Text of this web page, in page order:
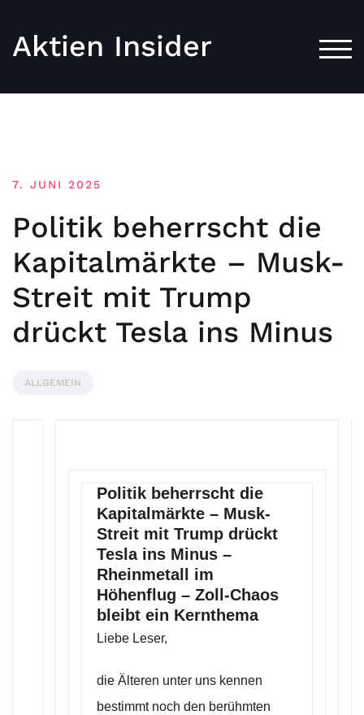
Aktien Insider
7. JUNI 2025
Politik beherrscht die
Kapitalmärkte – Musk-
Streit mit Trump
drückt Tesla ins Minus
ALLGEMEIN
Politik beherrscht die
Kapitalmärkte – Musk-
Streit mit Trump drückt
Tesla ins Minus –
Rheinmetall im
Höhenflug – Zoll-Chaos
bleibt ein Kernthema
Liebe Leser,
die Älteren unter uns kennen
bestimmt noch den berühmten